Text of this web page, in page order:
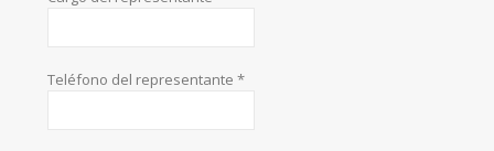
Teléfono del representante *